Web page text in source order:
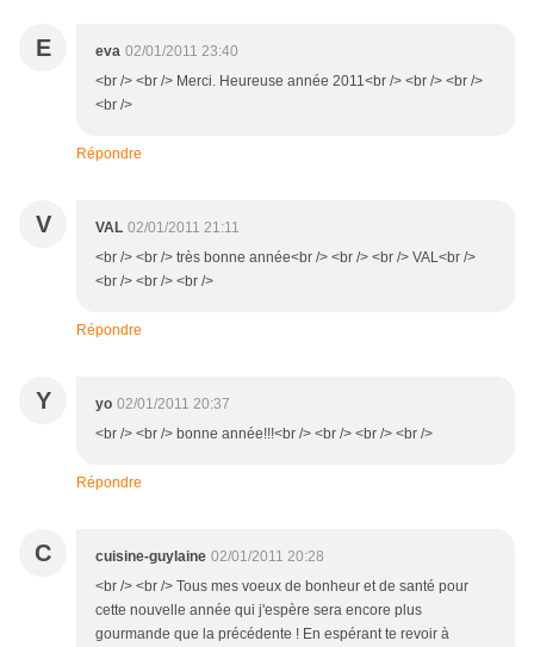
E eva 02/01/2011 23:40
<br /> <br /> Merci. Heureuse année 2011<br /> <br /> <br />
<br />
Répondre
V VAL 02/01/2011 21:11
<br /> <br /> très bonne année<br /> <br /> <br /> VAL<br />
<br /> <br /> <br />
Répondre
Y yo 02/01/2011 20:37
<br /> <br /> bonne année!!!<br /> <br /> <br /> <br />
Répondre
C cuisine-guylaine 02/01/2011 20:28
<br /> <br /> Tous mes voeux de bonheur et de santé pour
cette nouvelle année qui j'espère sera encore plus
gourmande que la précédente ! En espérant te revoir à